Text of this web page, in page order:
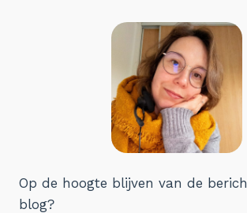
Op de hoogte blijven van de
blog?